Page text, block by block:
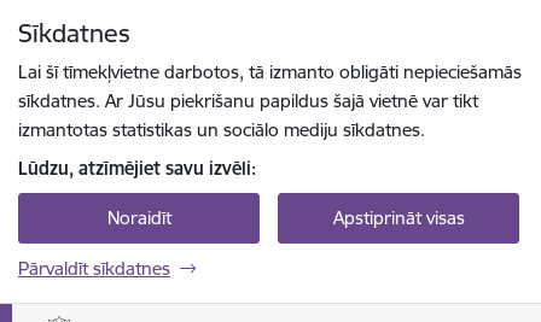
Sīkdatnes
Lai šī tīmekļvietne darbotos, tā izmanto obligāti nepieciešamās
sīkdatnes. Ar Jūsu piekrišanu papildus šajā vietnē var tikt
izmantotas statistikas un sociālo mediju sīkdatnes.
Lūdzu, atzīmējiet savu izvēli:
Noraidīt Apstiprināt visas
Pārvaldīt sīkdatnes